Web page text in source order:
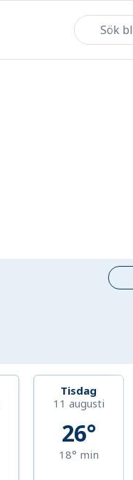
Tisdag
11 augusti
26°
18° min